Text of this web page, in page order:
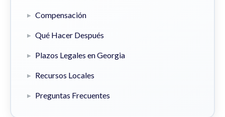
Compensación
Qué Hacer Después
Plazos Legales en Georgia
Recursos Locales
Preguntas Frecuentes